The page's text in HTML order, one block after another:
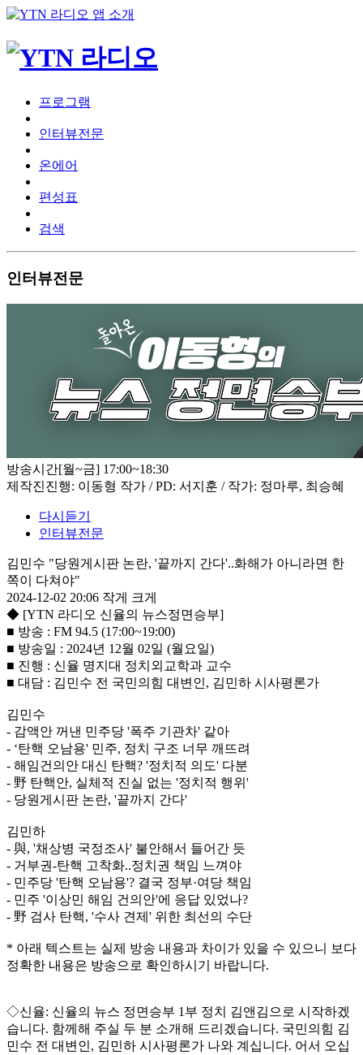
프로그램
인터뷰전문
온에어
편성표
검색
인터뷰전문
방송시간[월~금] 17:00~18:30
제작진진행: 이동형 작가 / PD: 서지훈 / 작가: 정마루, 최승혜
다시듣기
인터뷰전문
김민수 "당원게시판 논란, '끝까지 간다'..화해가 아니라면 한
쪽이 다쳐야"
2024-12-02 20:06 작게
크게
◆ [YTN 라디오 신율의 뉴스정면승부]
■ 방송 : FM 94.5 (17:00~19:00)
■ 방송일 : 2024년 12월 02일 (월요일)
■ 진행 : 신율 명지대 정치외교학과 교수
■ 대담 : 김민수 전 국민의힘 대변인, 김민하 시사평론가
김민수
- 감액안 꺼낸 민주당 '폭주 기관차' 같아
- ‘탄핵 오남용' 민주, 정치 구조 너무 깨뜨려
- 해임건의안 대신 탄핵? '정치적 의도' 다분
- 野 탄핵안, 실체적 진실 없는 '정치적 행위'
- 당원게시판 논란, '끝까지 간다'
김민하
- 與, '채상병 국정조사' 불안해서 들어간 듯
- 거부권-탄핵 고착화..정치권 책임 느껴야
- 민주당 '탄핵 오남용'? 결국 정부·여당 책임
- 민주 '이상민 해임 건의안'에 응답 있었나?
- 野 검사 탄핵, '수사 견제' 위한 최선의 수단
* 아래 텍스트는 실제 방송 내용과 차이가 있을 수 있으니 보다
정확한 내용은 방송으로 확인하시기 바랍니다.
◇신율: 신율의 뉴스 정면승부 1부 정치 김앤김으로 시작하겠
습니다. 함께해 주실 두 분 소개해 드리겠습니다. 국민의힘 김
민수 전 대변인, 김민하 시사평론가 나와 계십니다. 어서 오십